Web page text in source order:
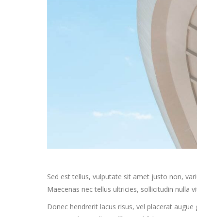
Sed est tellus, vulputate sit amet justo non,
Maecenas nec tellus ultricies, sollicitudin nulla
Donec hendrerit lacus risus, vel placerat